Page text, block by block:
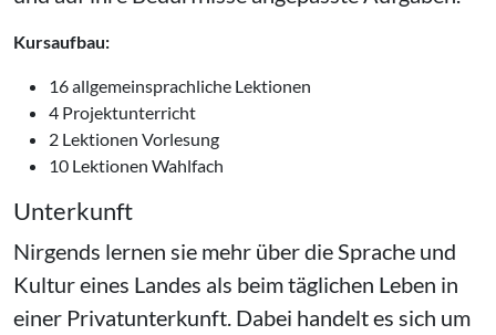
Kursaufbau:
16 allgemeinsprachliche Lektionen
4 Projektunterricht
2 Lektionen Vorlesung
10 Lektionen Wahlfach
Unterkunft
Nirgends lernen sie mehr über die Sprache und
Kultur eines Landes als beim täglichen Leben in
einer Privatunterkunft. Dabei handelt es sich um